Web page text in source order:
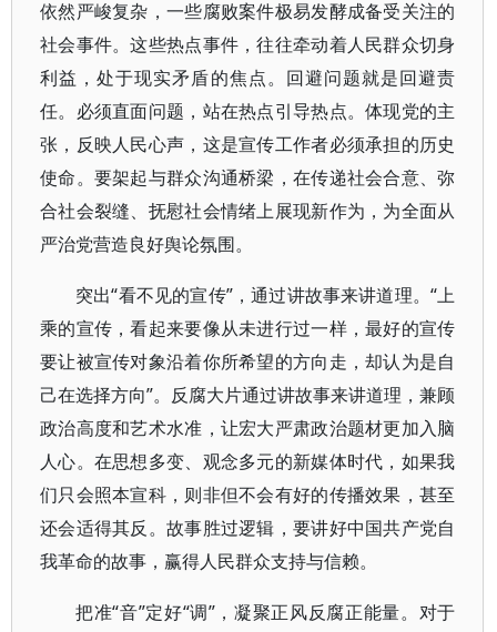
依然严峻复杂，一些腐败案件极易发酵成备受关注的
社会事件。这些热点事件，往往牵动着人民群众切身
利益，处于现实矛盾的焦点。回避问题就是回避责
任。必须直面问题，站在热点引导热点。体现党的主
张，反映人民心声，这是宣传工作者必须承担的历史
使命。要架起与群众沟通桥梁，在传递社会合意、弥
合社会裂缝、抚慰社会情绪上展现新作为，为全面从
严治党营造良好舆论氛围。
突出“看不见的宣传”，通过讲故事来讲道理。“上
乘的宣传，看起来要像从未进行过一样，最好的宣传
要让被宣传对象沿着你所希望的方向走，却认为是自
己在选择方向”。反腐大片通过讲故事来讲道理，兼顾
政治高度和艺术水准，让宏大严肃政治题材更加入脑
人心。在思想多变、观念多元的新媒体时代，如果我
们只会照本宣科，则非但不会有好的传播效果，甚至
还会适得其反。故事胜过逻辑，要讲好中国共产党自
我革命的故事，赢得人民群众支持与信赖。
把准“音”定好“调”，凝聚正风反腐正能量。对于